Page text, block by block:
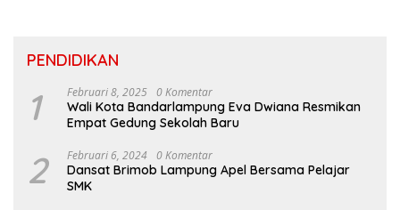
PENDIDIKAN
1 Februari 8, 2025 0 Komentar
Wali Kota Bandarlampung Eva Dwiana Resmikan
Empat Gedung Sekolah Baru
2 Februari 6, 2024 0 Komentar
Dansat Brimob Lampung Apel Bersama Pelajar
SMK